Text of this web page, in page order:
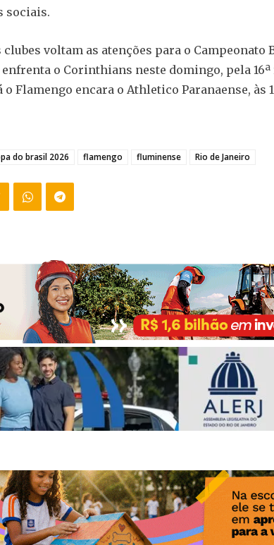
sociais.
clubes voltam as atenções para o Campeonato
o Corinthians neste domingo, pela
o Flamengo encara o Athletico Paranaense, às
do brasil 2026 flamengo fluminense Rio de Janeiro